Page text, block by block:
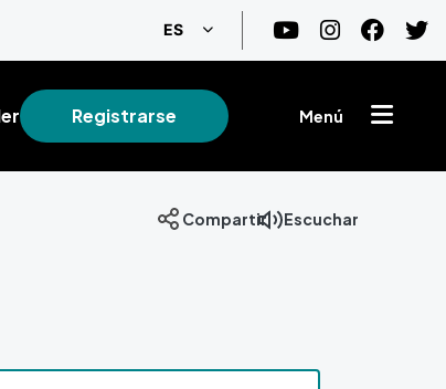
ES Lista adicional de acciones
Registrarse Menú
Compartir Escuchar